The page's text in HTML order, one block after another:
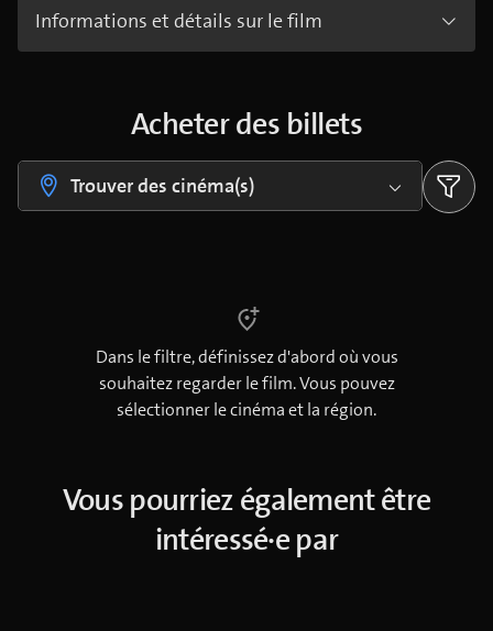
Informations et détails sur le film
Acheter des billets
Trouver des cinéma(s)
Dans le filtre, définissez d'abord où vous
souhaitez regarder le film. Vous pouvez
sélectionner le cinéma et la région.
Vous pourriez également être
intéressé·e par